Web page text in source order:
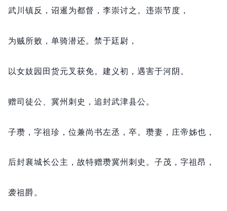
武川镇反， 诏暹为都督， 李崇讨之。 违崇节度，
为贼所败， 单骑潜还。 禁于廷尉，
以女妓园田货元叉获免。 建义初， 遇害于河阴。
赠司徒公、冀州刺史， 追封武津县公。
子瓒， 字祖珍， 位兼尚书左丞， 卒。 瓒妻， 庄帝姊也，
后封襄城长公主， 故特赠瓒冀州刺史。 子茂， 字祖昂，
袭祖爵。